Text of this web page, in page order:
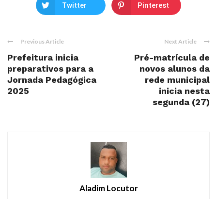
Twitter Pinterest
Previous Article
Prefeitura inicia
preparativos para a
Jornada Pedagógica
2025
Next Article
Pré-matrícula de
novos alunos da
rede municipal
inicia nesta
segunda (27)
Aladim Locutor